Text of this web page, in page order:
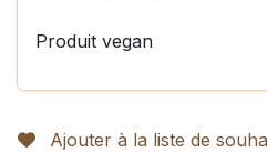
Produit vegan
Ajouter à la liste de